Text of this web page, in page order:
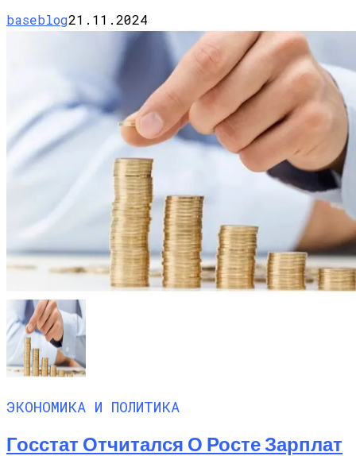
baseblog21.11.2024
ЭКОНОМИКА И ПОЛИТИКА
Госстат Отчитался О Росте Зарплат